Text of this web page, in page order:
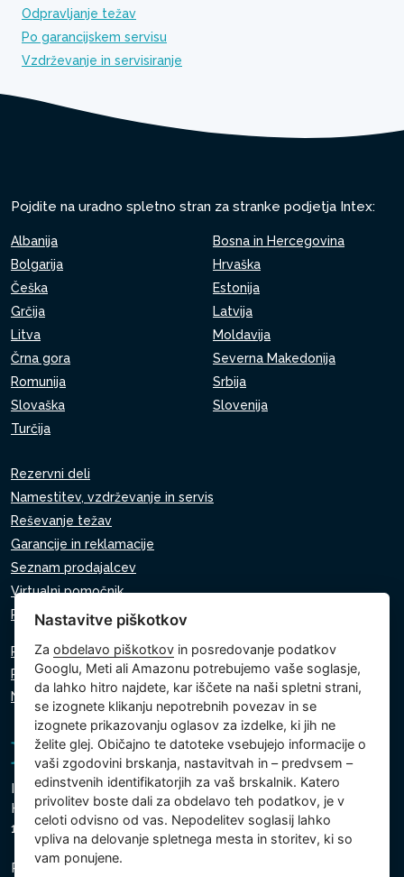
Odpravljanje težav
Po garancijskem servisu
Vzdrževanje in servisiranje
Pojdite na uradno spletno stran za stranke podjetja Intex:
Albanija
Bosna in Hercegovina
Bolgarija
Hrvaška
Češka
Estonija
Grčija
Latvija
Litva
Moldavija
Črna gora
Severna Makedonija
Romunija
Srbija
Slovaška
Slovenija
Turčija
Rezervni deli
Namestitev, vzdrževanje in servis
Reševanje težav
Garancije in reklamacije
Seznam prodajalcev
Virtualni pomočnik
Pišite nam
Politika zasebnosti
Politika piškotkov
Nastavitve piškotkov
Intex Trading, s.r.o.
Hradecká 2526/3
130 00 Praga 3 - Češka
Podjetje je registrirano pri Mestnem sodišču v Pragi,
Nastavitve piškotkov
Zaobdelavo piškotkov in posredovanje podatkov
Googlu, Meti ali Amazonu potrebujemo vaše soglasje,
da lahko hitro najdete, kar iščete na naši spletni strani,
se izognete klikanju nepotrebnih povezav in se
izognete prikazovanju oglasov za izdelke, ki jih ne
želite glej. Običajno te datoteke vsebujejo informacije o
vaši zgodovini brskanja, nastavitvah in – predvsem –
edinstvenih identifikatorjih za vaš brskalnik. Katero
privolitev boste dali za obdelavo teh podatkov, je v
celoti odvisno od vas. Nepodelitev soglasij lahko
vpliva na delovanje spletnega mesta in storitev, ki so
vam ponujene.